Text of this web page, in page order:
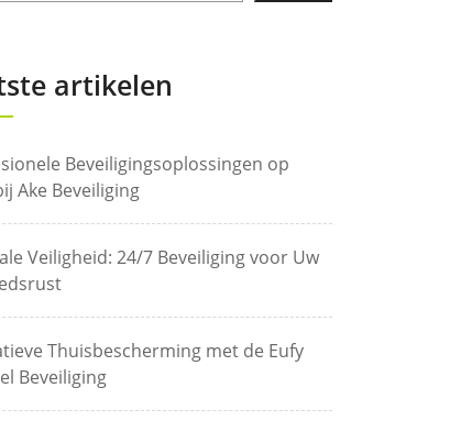
artikelen
Beveiligingsoplossingen op
Ake Beveiliging
Veiligheid: 24/7 Beveiliging voor Uw
Thuisbescherming met de Eufy
Beveiliging